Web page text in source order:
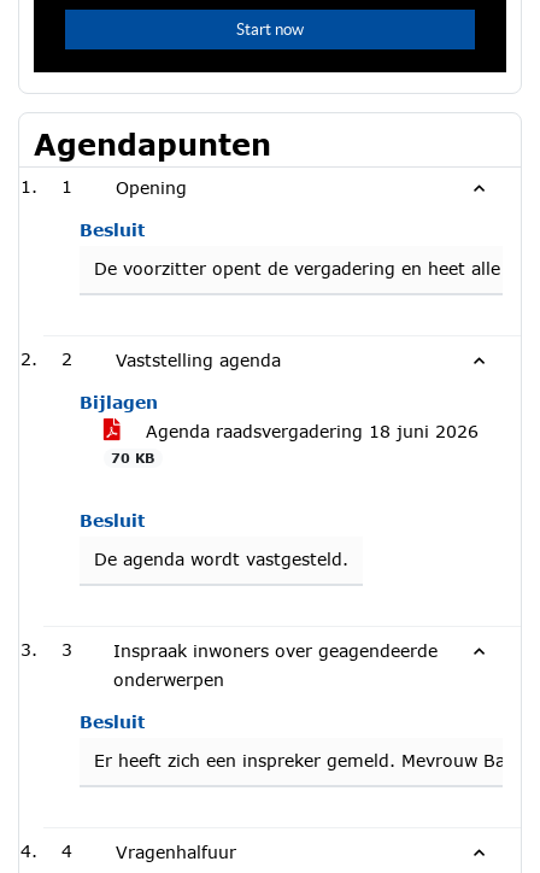
Agendapunten
1 Opening
Besluit
De voorzitter opent de vergadering en heet alle
2 Vaststelling agenda
Bijlagen
Agenda raadsvergadering 18 juni 2026
70 KB
Besluit
De agenda wordt vastgesteld.
3
Inspraak inwoners over geagendeerde
onderwerpen
Besluit
Er heeft zich een inspreker gemeld. Mevrouw
4 Vragenhalfuur